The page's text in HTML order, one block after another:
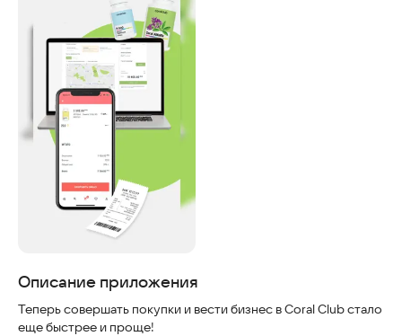
Описание приложения
Теперь совершать покупки и вести бизнес в Cоral Club стало
еще быстрее и проще!